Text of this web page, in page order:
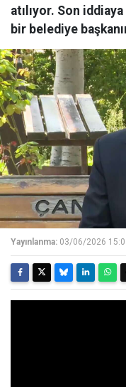
atılıyor. Son
bir belediye
Yayınlanma: 03/06/2026